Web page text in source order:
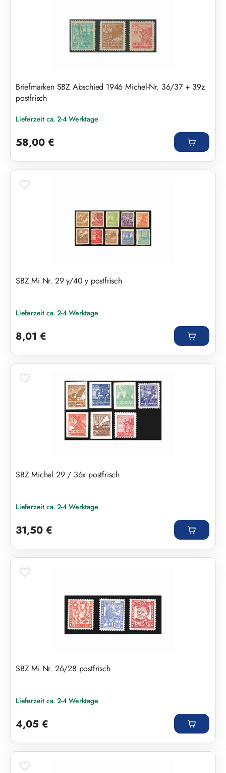
Briefmarken SBZ Abschied 1946 Michel-Nr. 36/37 + 39z
postfrisch
Lieferzeit ca. 2-4 Werktage
58,00 €
SBZ Mi.Nr. 29 y/40 y postfrisch
Lieferzeit ca. 2-4 Werktage
8,01 €
SBZ Michel 29 / 36x postfrisch
Lieferzeit ca. 2-4 Werktage
31,50 €
SBZ Mi.Nr. 26/28 postfrisch
Lieferzeit ca. 2-4 Werktage
4,05 €